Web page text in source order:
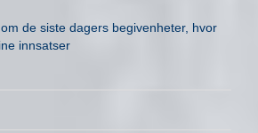
de siste dagers begivenheter, hvor
innsatser